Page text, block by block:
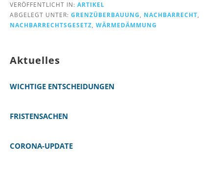
VERÖFFENTLICHT IN: ARTIKEL
ABGELEGT UNTER: GRENZÜBERBAUUNG NACHBARRECHT
NACHBARRECHTSGESETZ WÄRMEDÄMMUNG
Aktuelles
WICHTIGE ENTSCHEIDUNGEN
FRISTENSACHEN
CORONA-UPDATE